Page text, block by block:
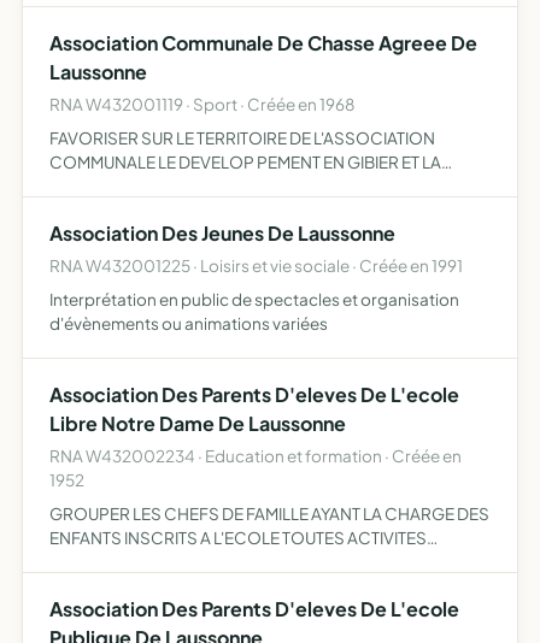
DANS SES LOCAUX LES PARTICI
Association Communale De Chasse Agreee De
Laussonne
RNA W432001119 · Sport · Créée en 1968
FAVORISER SUR LE TERRITOIRE DE L'ASSOCIATION
COMMUNALE LE DEVELOP PEMENT EN GIBIER ET LA
MEMBRES DANS LE RESPECT DES PROPRIETE…
Association Des Jeunes De Laussonne
RNA W432001225 · Loisirs et vie sociale · Créée en 1991
Interprétation en public de spectacles et organisation
d'évènements ou animations variées
Association Des Parents D'eleves De L'ecole
Libre Notre Dame De Laussonne
RNA W432002234 · Education et formation · Créée en
1952
GROUPER LES CHEFS DE FAMILLE AYANT LA CHARGE DES
ENFANTS INSCRITS A L'ECOLE TOUTES ACTIVITES
Association Des Parents D'eleves De L'ecole
Publique De Laussonne